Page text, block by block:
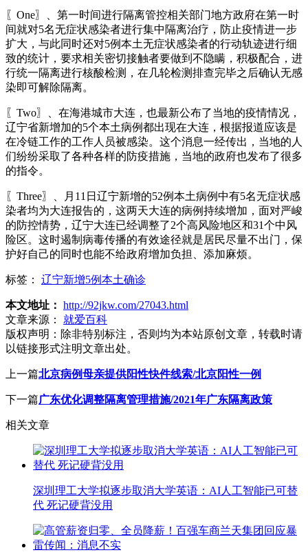
〖One〗、第一时间进行隔离管控相关部门地方政府在第一时
间就对5名无症状感染者进行集中隔离治疗，防止疫情进一步
扩大，与此同时还对5例本土无症状感染者的行动轨迹进行细
致的统计，要求相关密切接触者要做到不隐瞒，积极配合，进
行统一隔离进行核酸检测，在几轮检测排查完毕之后确认无感
染即可解除隔离。
〖Two〗、在海港城市大连，也最新公布了当地的疫情情况，
辽宁省新增加的5个本土病例都出现在大连，根据报道应该是
在冷链工作的工作人员被感染。这个消息一经传出，当地的人
们纷纷采取了各种各样的防疫措施，当地的政府也发布了很多
的指令。
〖Three〗、月11日辽宁新增的52例本土病例中有5名无症状感
染者均为大连报告的，这两天大连的病例持续增加，面对严峻
的防控情势，辽宁大连已经调整了2个高风险地区和31个中风
险区。这时遏制病毒传播的有效途径就是居民尽量不出门，保
护好自己的同时也能不给政府增加负担、添加麻烦。
标签： 辽宁新增5例本土确诊
本文地址： http://92jkw.com/27043.html
文章来源：
就爱百科
版权声明： 除非特别标注，否则均为本站原创文章，转载时请
以链接形式注明文章出处。
上一篇北京病例母亲提供阳性快件线索/北京阳性一例
下一篇广东优化调整隔离管理措施/2021年广东隔离政策
相关文章
深圳理工大学拟逐步取消大学英语：AI人工智能已可替
代 死记硬背没用